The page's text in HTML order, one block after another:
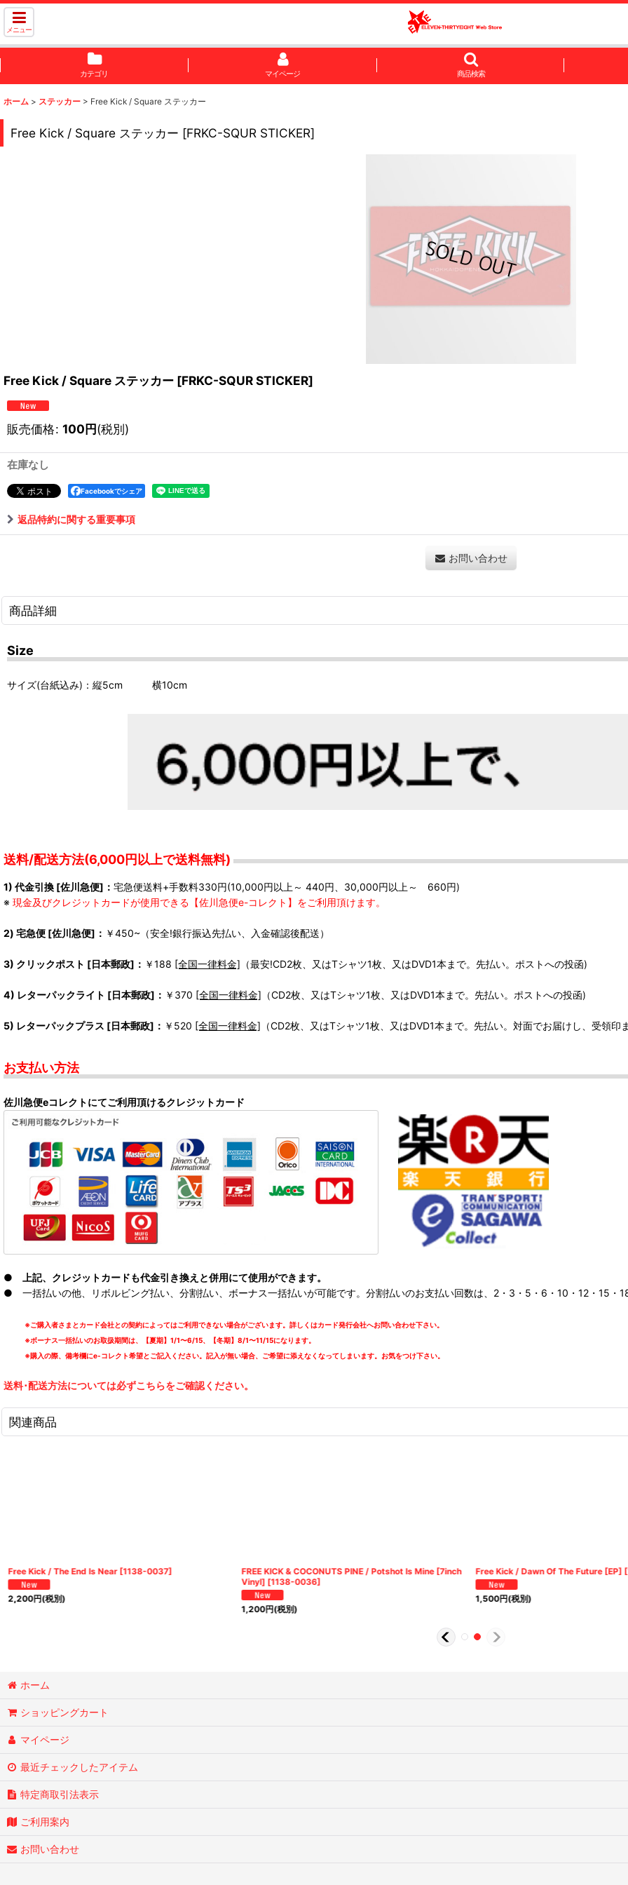
メニュー
カテゴリ マイページ 商品検索
ホーム > ステッカー > Free Kick / Square ステッカー
Free Kick / Square ステッカー [FRKC-SQUR STICKER]
Free Kick / Square ステッカー [FRKC-SQUR STICKER]
販売価格: 100円(税別)
在庫なし
Facebookでシェア
返品特約に関する重要事項
お問い合わせ
商品詳細
Size
サイズ(台紙込み)：縦5cm 横10cm
送料/配送方法(6,000円以上で送料無料)
1) 代金引換 [佐川急便]： 宅急便送料+手数料330円(10,000円以上～ 440円、30,000円以上～ 660円)
※ 現金及びクレジットカードが使用できる【佐川急便e-コレクト】をご利用頂けます。
2) 宅急便 [佐川急便]： ￥450~（安全!銀行振込先払い、入金確認後配送）
3) クリックポスト [日本郵政]： ￥188 [全国一律料金] （最安!CD2枚、又はTシャツ1枚、又はDVD1本まで。先払い。ポストへの投函)
4) レターパックライト [日本郵政]： ￥370 [全国一律料金] （CD2枚、又はTシャツ1枚、又はDVD1本まで。先払い。ポストへの投函)
5) レターパックプラス [日本郵政]： ￥520 [全国一律料金] （CD2枚、又はTシャツ1枚、又はDVD1本まで。先払い。対面でお届けし、受領印
お支払い方法
佐川急便eコレクトにてご利用頂けるクレジットカード
● 上記、クレジットカードも代金引き換えと併用にて使用ができます。
● 一括払いの他、リボルビング払い、分割払い、ボーナス一括払いが可能です。分割払いのお支払い回数は、2・3・5・6・10・12・15・
※ご購入者さまとカード会社との契約によってはご利用できない場合がございます。詳しくはカード発行会社へお問い合わせ下さい。
※ボーナス一括払いのお取扱期間は、【夏期】1/1〜6/15、【冬期】8/1〜11/15になります。
※購入の際、備考欄にe-コレクト希望とご記入ください。記入が無い場合、ご希望に添えなくなってしまいます。お気をつけ下さい。
送料･配送方法については必ずこちらをご確認ください。
関連商品
Free Kick / The End Is Near [1138-0037]
2,200円(税別)
FREE KICK & COCONUTS PINE / Potshot Is Mine [7inch
Vinyl] [1138-0036]
1,200円(税別)
Free Kick / Dawn Of The Future [EP] [
1,500円(税別)
ホーム
ショッピングカート
マイページ
最近チェックしたアイテム
特定商取引法表示
ご利用案内
お問い合わせ